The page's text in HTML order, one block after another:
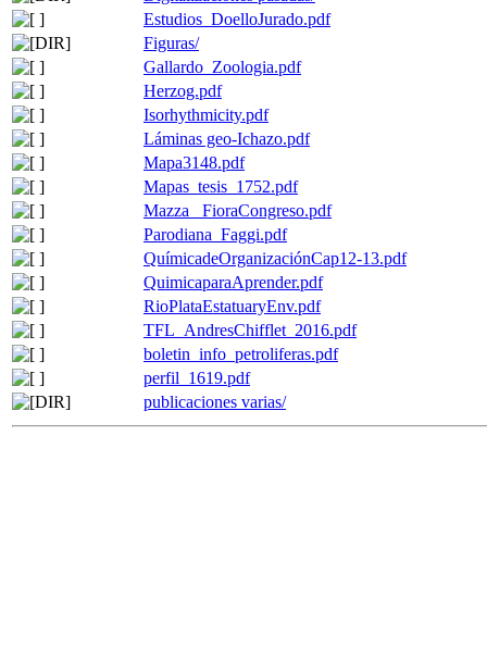
Estudios_DoelloJurado.pdf
Figuras/
Gallardo_Zoologia.pdf
Herzog.pdf
Isorhythmicity.pdf
Láminas geo-Ichazo.pdf
Mapa3148.pdf
Mapas_tesis_1752.pdf
Mazza_ FioraCongreso.pdf
Parodiana_Faggi.pdf
QuímicadeOrganizaciónCap12-13.pdf
QuimicaparaAprender.pdf
RioPlataEstatuaryEnv.pdf
TFL_AndresChifflet_2016.pdf
boletin_info_petroliferas.pdf
perfil_1619.pdf
publicaciones varias/